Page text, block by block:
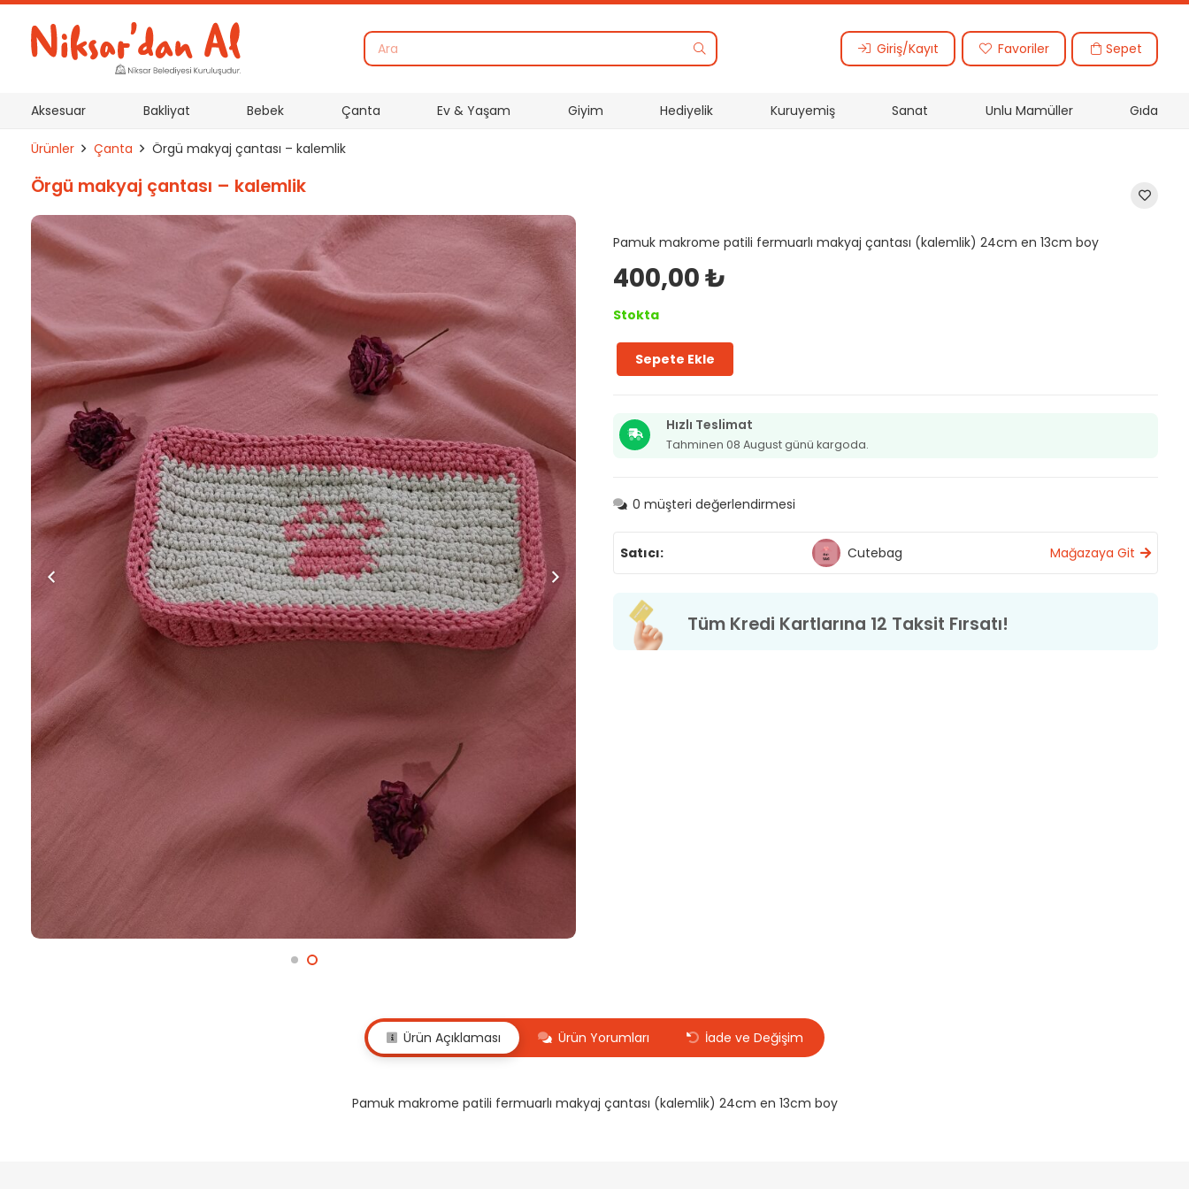
Giriş/Kayıt Favoriler Sepet
Aksesuar Bakliyat Bebek Çanta Ev & Yaşam Giyim Hediyelik Kuruyemiş Sanat Unlu Mamüller Gıda
Ürünler Çanta Örgü makyaj çantası – kalemlik
Örgü makyaj çantası – kalemlik
Pamuk makrome patili fermuarlı makyaj çantası (kalemlik) 24cm en 13cm boy
400,00₺
Stokta
Örgü
kalemlik
adet
Sepete Ekle
Hızlı Teslimat
Tahminen 08 August günü kargoda.
0 müşteri değerlendirmesi
Satıcı: Cutebag Mağazaya Git
Tüm Kredi Kartlarına 12 Taksit Fırsatı!
Ürün Açıklaması Ürün Yorumları İade ve Değişim
Pamuk makrome patili fermuarlı makyaj çantası (kalemlik) 24cm en 13cm boy